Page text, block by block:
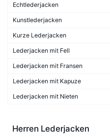
Echtlederjacken
Kunstlederjacken
Kurze Lederjacken
Lederjacken mit Fell
Lederjacken mit Fransen
Lederjacken mit Kapuze
Lederjacken mit Nieten
Herren Lederjacken